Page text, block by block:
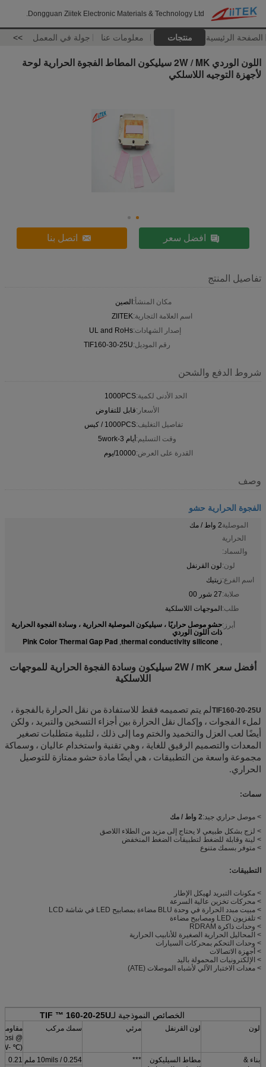
Dongguan Ziitek Electronic Materials & Technology Ltd.
الصفحة الرئيسية منتجات معلومات عنا جولة في المعمل >>
اللون الوردي 2W / MK سيليكون المطاط الفجوة الحرارية لوحة
لأجهزة التوجيه اللاسلكي
افضل سعر اتصل بنا
تفاصيل المنتج
مكان المنشأ:الصين
اسم العلامة التجارية:ZIITEK
إصدار الشهادات:UL and RoHs
رقم الموديل:TIF160-30-25U
شروط الدفع والشحن
الحد الأدنى لكمية:1000PCS
الأسعار:قابل للتفاوض
تفاصيل التغليف:1000PCS / كيس
وقت التسليم:أيام 3-5work
القدرة على العرض:10000/يوم
وصف
الفجوة الحرارية حشو
الموصلية
الحرارية
والسماد:
2 واط / مك
لون:لون القرنفل
اسم الفرع:زيتيك
صلابة:27 شور 00
طلب:الموجهات اللاسلكية
أبرز:حشو موصل حراريًا ، سيليكون الموصلية الحرارية ، وسادة الفجوة الحرارية
ذات اللون الوردي
,
thermal conductivity silicone
,
Pink Color Thermal Gap Pad
أفضل سعر 2W / mK سيليكون وسادة الفجوة الحرارية للموجهات
اللاسلكية
TIF160-20-25Uلم يتم تصميمه فقط للاستفادة من نقل الحرارة بالفجوة ،
لملء الفجوات ، وإكمال نقل الحرارة بين أجزاء التسخين والتبريد ، ولكن
أيضًا لعب العزل والتخميد والختم وما إلى ذلك ، لتلبية متطلبات تصغير
المعدات والتصميم الرقيق للغاية ، وهي تقنية واستخدام عاليان ، وسماكة
مجموعة واسعة من التطبيقات ، هي أيضًا مادة حشو ممتازة للتوصيل
الحراري.
سمات:
> موصل حراري جيد:2 واط / مك
> لزج بشكل طبيعي لا يحتاج إلى مزيد من الطلاء اللاصق
> لينة وقابلة للضغط لتطبيقات الضغط المنخفض
> متوفر بسمك متنوع
التطبيقات:
> مكونات التبريد لهيكل الإطار
> محركات تخزين عالية السرعة
> مبيت مبدد الحرارة في وحدة BLU مضاءة بمصابيح LED في شاشة LCD
> تلفزيون LED ومصابيح مضاءة
> وحدات ذاكرة RDRAM
> المحاليل الحرارية الصغيرة للأنابيب الحرارية
> وحدات التحكم بمحركات السيارات
> أجهزة الاتصالات
> الإلكترونيات المحمولة باليد
> معدات الاختبار الآلي لأشباه الموصلات (ATE)
الخصائص النموذجية لـTIF ™ 160-20-25U
لون لون القرنفل مرئي سمك مركب
مقاومة
@ 10psi
(℃ -in² / W)
بناء &
مطاط السيليكون
*** 10mils / 0.254 ملم 0.21